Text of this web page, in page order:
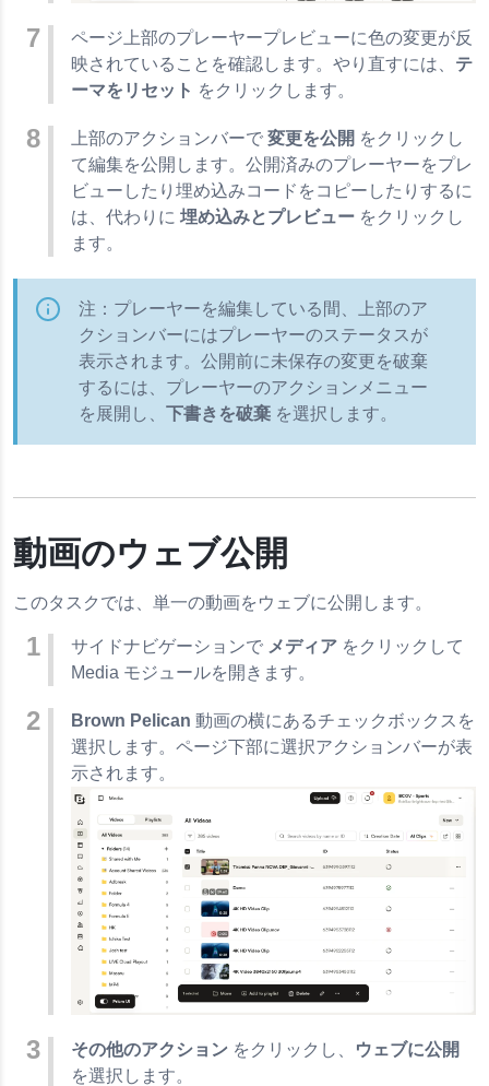
ページ上部のプレーヤープレビューに色の変更が反
映されていることを確認します。やり直すには、 テ
ーマをリセット をクリックします。
上部のアクションバーで 変更を公開 をクリックし
て編集を公開します。公開済みのプレーヤーをプレ
ビューしたり埋め込みコードをコピーしたりするに
は、代わりに 埋め込みとプレビュー をクリックし
ます。
注：プレーヤーを編集している間、上部のア
クションバーにはプレーヤーのステータスが
表示されます。公開前に未保存の変更を破棄
するには、プレーヤーのアクションメニュー
を展開し、 下書きを破棄 を選択します。
動画のウェブ公開
このタスクでは、単一の動画をウェブに公開します。
サイドナビゲーションで メディア をクリックして
Media モジュールを開きます。
Brown Pelican 動画の横にあるチェックボックスを
選択します。ページ下部に選択アクションバーが表
示されます。
その他のアクション をクリックし、
ウェブに公開
を選択します。